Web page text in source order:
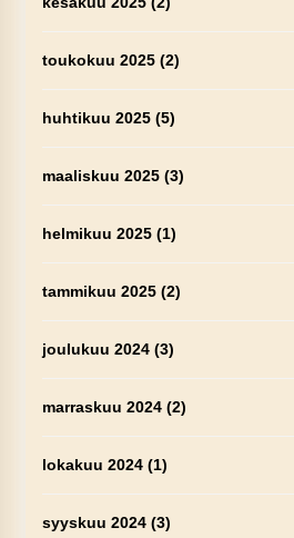
toukokuu 2025(2)
huhtikuu 2025(5)
maaliskuu 2025(3)
helmikuu 2025(1)
tammikuu 2025(2)
joulukuu 2024(3)
marraskuu 2024(2)
lokakuu 2024(1)
syyskuu 2024(3)